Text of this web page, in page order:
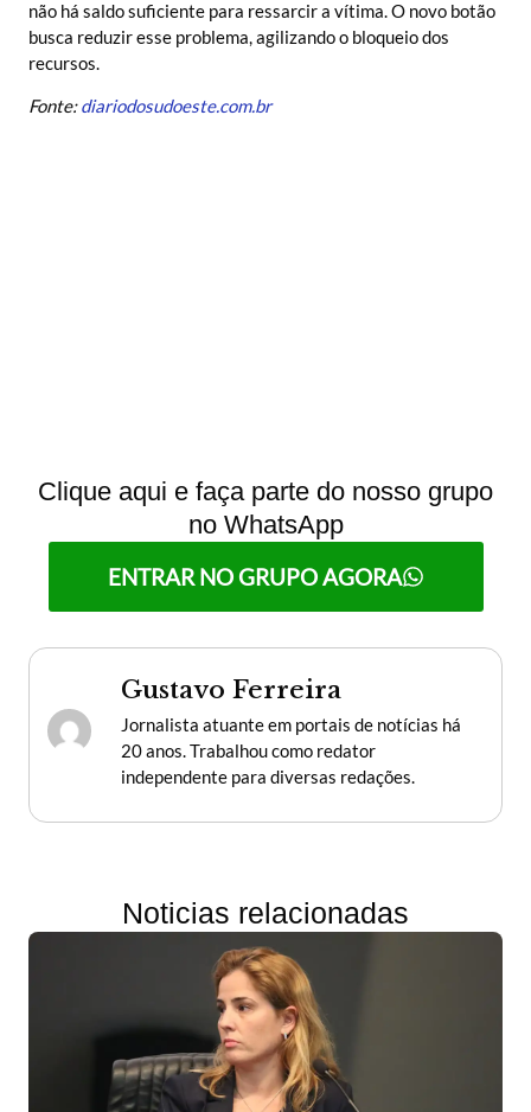
não há saldo suficiente para ressarcir a vítima. O novo botão
busca reduzir esse problema, agilizando o bloqueio dos
recursos.
Fonte:diariodosudoeste.com.br
Clique aqui e faça parte do nosso grupo
no WhatsApp
ENTRAR NO GRUPO AGORA
Gustavo Ferreira
Jornalista atuante em portais de notícias há
20 anos. Trabalhou como redator
independente para diversas redações.
Noticias relacionadas